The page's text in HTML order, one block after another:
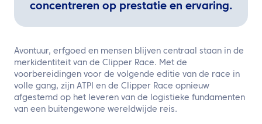
concentreren op prestatie en ervaring.
Avontuur, erfgoed en mensen blijven centraal staan in de
merkidentiteit van de Clipper Race. Met de
voorbereidingen voor de volgende editie van de race in
volle gang, zijn ATPI en de Clipper Race opnieuw
afgestemd op het leveren van de logistieke fundamenten
van een buitengewone wereldwijde reis.